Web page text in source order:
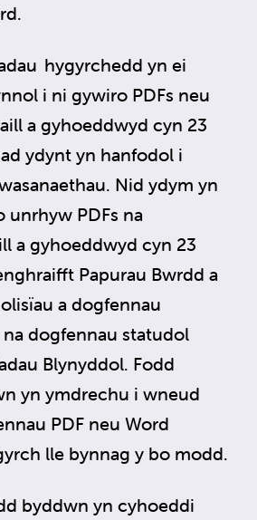
hygyrchedd yn ei
i ni gywiro PDFs neu
a gyhoeddwyd cyn 23
ydynt yn hanfodol i
Nid ydym yn
PDFs na
a gyhoeddwyd cyn 23
Papurau Bwrdd a
a dogfennau
dogfennau statudol
Blynyddol. Fodd
yn ymdrechu i wneud
PDF neu Word
lle bynnag y bo modd.
byddwn yn cyhoeddi